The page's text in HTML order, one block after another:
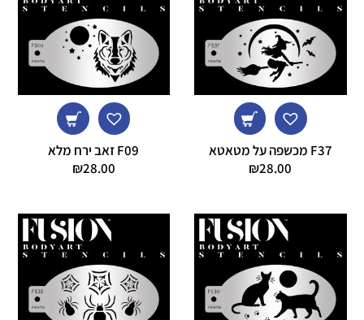
F37 מכשפה על מטאטא
₪28.00
F09 זאב ירח מלא
₪28.00